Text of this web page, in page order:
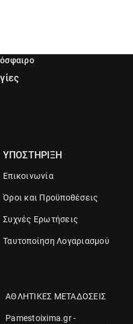
ΥΠΟΣΤΗΡΙΞΗ
Επικοινωνία
Όροι και Προϋποθέσεις
Συχνές Ερωτήσεις
Ταυτοποίηση Λογαριασμού
ΑΘΛΗΤΙΚΕΣ ΜΕΤΑΔΟΣΕΙΣ
Pamestoixima.gr -